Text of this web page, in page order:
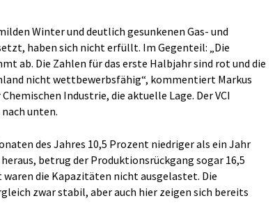
Winter und deutlich gesunkenen Gas- und
haben sich nicht erfüllt. Im Gegenteil: „Die
ab. Die Zahlen für das erste Halbjahr sind rot und die
nicht wettbewerbsfähig“, kommentiert Markus
Industrie, die aktuelle Lage. Der VCI
unten.
des Jahres 10,5 Prozent niedriger als ein Jahr
betrug der Produktionsrückgang sogar 16,5
die Kapazitäten nicht ausgelastet. Die
zwar stabil, aber auch hier zeigen sich bereits